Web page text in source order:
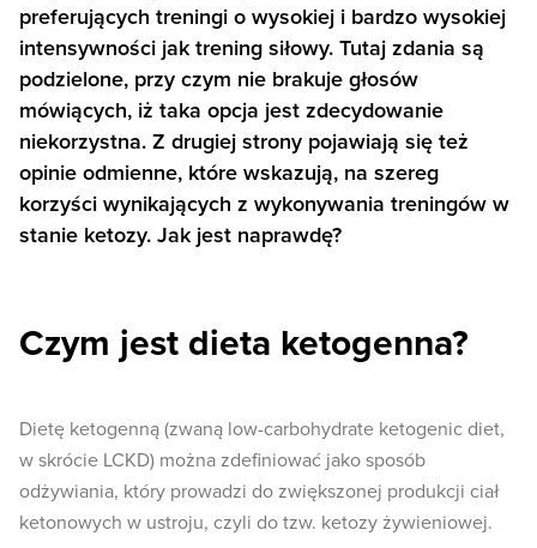
preferujących treningi o wysokiej i bardzo wysokiej
intensywności jak trening siłowy. Tutaj zdania są
podzielone, przy czym nie brakuje głosów
mówiących, iż taka opcja jest zdecydowanie
niekorzystna. Z drugiej strony pojawiają się też
opinie odmienne, które wskazują, na szereg
korzyści wynikających z wykonywania treningów w
stanie ketozy. Jak jest naprawdę?
Czym jest dieta ketogenna?
Dietę ketogenną (zwaną low-carbohydrate ketogenic diet,
w skrócie LCKD) można zdefiniować jako sposób
odżywiania, który prowadzi do zwiększonej produkcji ciał
ketonowych w ustroju, czyli do tzw. ketozy żywieniowej.